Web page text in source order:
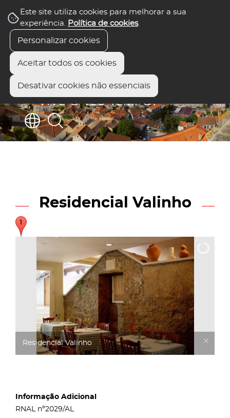
Este site utiliza cookies para melhorar a sua
experiência. Política de cookies.
Personalizar cookies
Aceitar todos os cookies
Desativar cookies não essenciais
Residencial Valinho
Residencial Valinho
Informação Adicional
RNAL nº2029/AL